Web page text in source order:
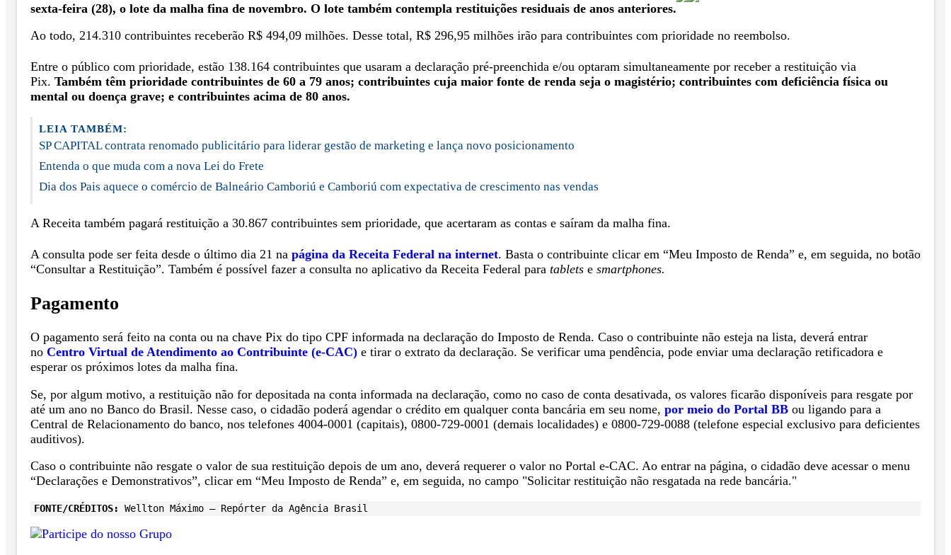
sexta-feira (28), o lote da malha fina de novembro. O lote também contempla restituições residuais de anos anteriores.
Ao todo, 214.310 contribuintes receberão R$ 494,09 milhões. Desse total, R$ 296,95 milhões irão para contribuintes com prioridade no reembolso.
Entre o público com prioridade, estão 138.164 contribuintes que usaram a declaração pré-preenchida e/ou optaram simultaneamente por receber a restituição via
Pix. Também têm prioridade contribuintes de 60 a 79 anos; contribuintes cuja maior fonte de renda seja o magistério; contribuintes com deficiência física ou
mental ou doença grave; e contribuintes acima de 80 anos.
LEIA TAMBÉM:
SP CAPITAL contrata renomado publicitário para liderar gestão de marketing e lança novo posicionamento
Entenda o que muda com a nova Lei do Frete
Dia dos Pais aquece o comércio de Balneário Camboriú e Camboriú com expectativa de crescimento nas vendas
A Receita também pagará restituição a 30.867 contribuintes sem prioridade, que acertaram as contas e saíram da malha fina.
A consulta pode ser feita desde o último dia 21 na página da Receita Federal na internet. Basta o contribuinte clicar em “Meu Imposto de Renda” e, em seguida, no botão
“Consultar a Restituição”. Também é possível fazer a consulta no aplicativo da Receita Federal para tablets e smartphones.
Pagamento
O pagamento será feito na conta ou na chave Pix do tipo CPF informada na declaração do Imposto de Renda. Caso o contribuinte não esteja na lista, deverá entrar
no Centro Virtual de Atendimento ao Contribuinte (e-CAC) e tirar o extrato da declaração. Se verificar uma pendência, pode enviar uma declaração retificadora e
esperar os próximos lotes da malha fina.
Se, por algum motivo, a restituição não for depositada na conta informada na declaração, como no caso de conta desativada, os valores ficarão disponíveis para resgate por
até um ano no Banco do Brasil. Nesse caso, o cidadão poderá agendar o crédito em qualquer conta bancária em seu nome, por meio do Portal BB ou ligando para a
Central de Relacionamento do banco, nos telefones 4004-0001 (capitais), 0800-729-0001 (demais localidades) e 0800-729-0088 (telefone especial exclusivo para deficientes
auditivos).
Caso o contribuinte não resgate o valor de sua restituição depois de um ano, deverá requerer o valor no Portal e-CAC. Ao entrar na página, o cidadão deve acessar o menu
“Declarações e Demonstrativos”, clicar em “Meu Imposto de Renda” e, em seguida, no campo "Solicitar restituição não resgatada na rede bancária."
FONTE/CRÉDITOS: Wellton Máximo – Repórter da Agência Brasil